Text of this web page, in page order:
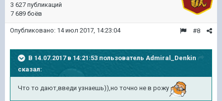
3 627 публикаций
7 689 боёв
#8
Опубликовано: 14 июл 2017, 14:23:04
В 14.07.2017 в 14:21:53 пользователь Admiral_Denkin
сказал:
Что то дают,введи узнаешь)),но точно не в рожу